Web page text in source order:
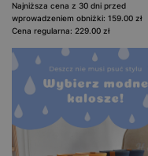
Najniższa cena z 30 dni przed
wprowadzeniem obniżki: 159.00 zł
Cena regularna: 229.00 zł